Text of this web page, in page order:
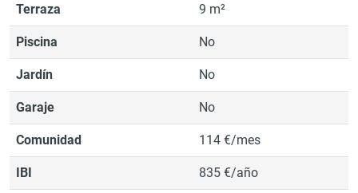
Terraza 9 m²
Piscina No
Jardín No
Garaje No
Comunidad 114 €/mes
IBI 835 €/año